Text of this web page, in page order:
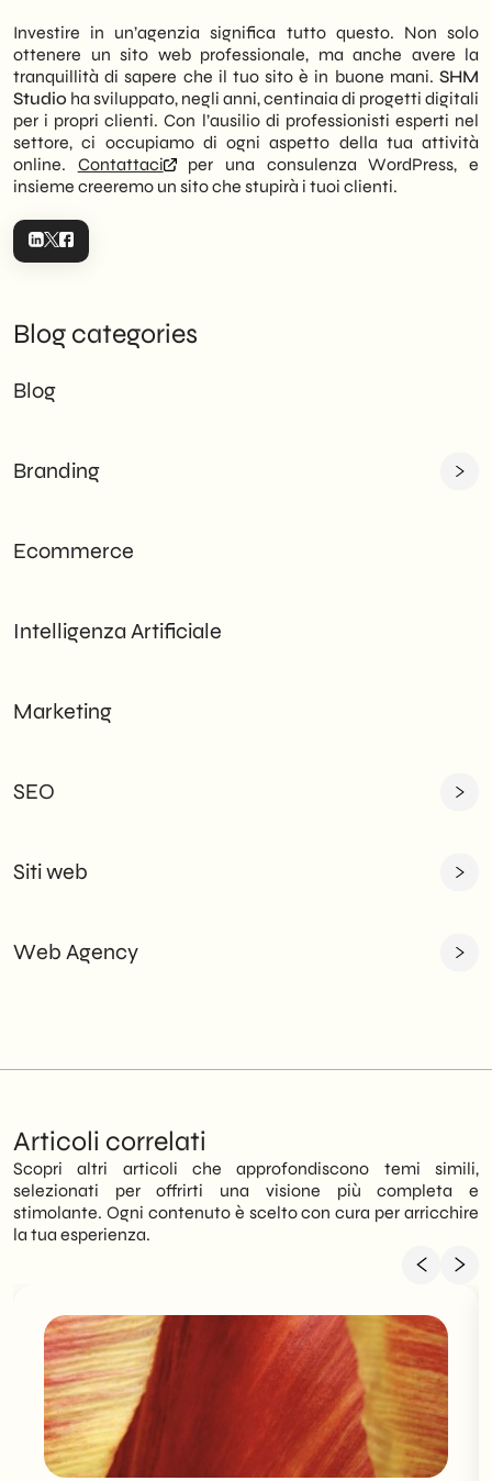
Investire in un’agenzia significa tutto questo. Non solo
ottenere un sito web professionale, ma anche avere la
tranquillità di sapere che il tuo sito è in buone mani. SHM
Studio ha sviluppato, negli anni, centinaia di progetti digitali
per i propri clienti. Con l’ausilio di professionisti esperti nel
settore, ci occupiamo di ogni aspetto della tua attività
online. Contattaci
per una consulenza WordPress, e
insieme creeremo un sito che stupirà i tuoi clienti.
Blog categories
Blog
Branding
Ecommerce
Intelligenza Artificiale
Marketing
SEO
Siti web
Web Agency
Articoli correlati
Scopri altri articoli che approfondiscono temi simili,
selezionati per offrirti una visione più completa e
stimolante. Ogni contenuto è scelto con cura per arricchire
la tua esperienza.